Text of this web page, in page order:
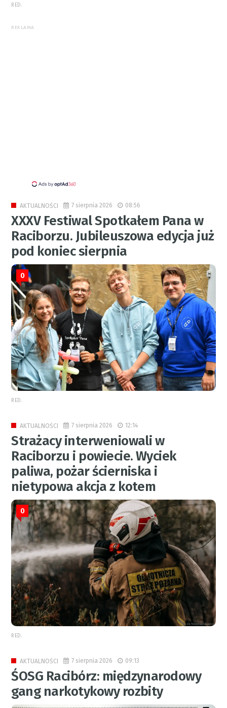
RED.
REKLAMA
AKTUALNOŚCI 7 sierpnia 2026 08:56
XXXV Festiwal Spotkałem Pana w
Raciborzu. Jubileuszowa edycja już
pod koniec sierpnia
0
RED.
AKTUALNOŚCI 7 sierpnia 2026 12:14
Strażacy interweniowali w
Raciborzu i powiecie. Wyciek
paliwa, pożar ścierniska i
nietypowa akcja z kotem
0
RED.
AKTUALNOŚCI 7 sierpnia 2026 09:13
ŚOSG Racibórz: międzynarodowy
gang narkotykowy rozbity